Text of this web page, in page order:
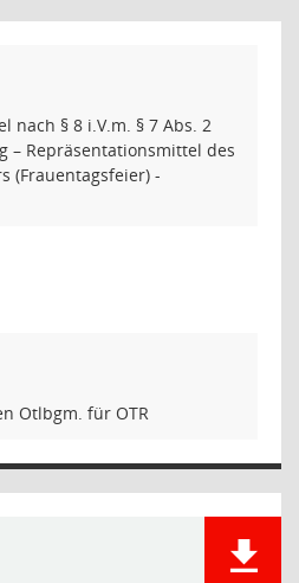
nach § 8 i.V.m. § 7 Abs. 2
– Repräsentationsmittel des
(Frauentagsfeier) -
Otlbgm. für OTR